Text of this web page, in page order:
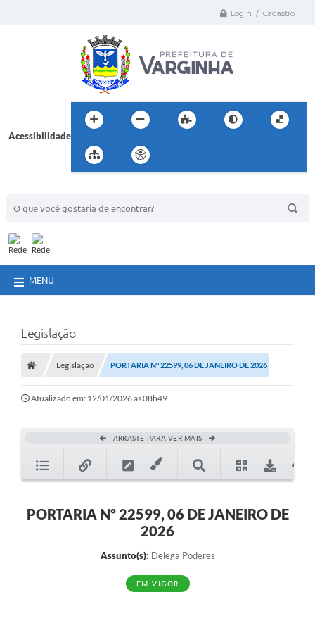
Login / Cadastro
Acessibilidade
MENU
Legislação
Legislação PORTARIA Nº 22599, 06 DE JANEIRO DE 2026
Atualizado em: 12/01/2026 às 08h49
ARRASTE PARA VER MAIS
PORTARIA Nº 22599, 06 DE JANEIRO DE
2026
Assunto(s): Delega Poderes
EM VIGOR